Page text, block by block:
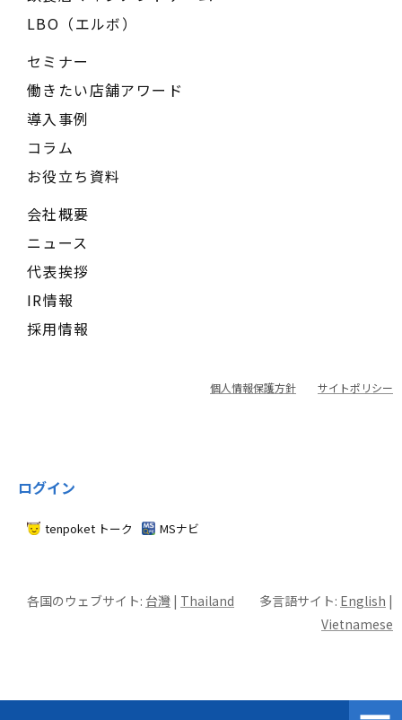
LBO（エルボ）
セミナー
働きたい店舗アワード
導入事例
コラム
お役立ち資料
会社概要
ニュース
代表挨拶
IR情報
採用情報
個人情報保護方針 サイトポリシー
ログイン
tenpoket トーク MSナビ
各国のウェブサイト: 台灣 | Thailand 多言語サイト: English |
Vietnamese